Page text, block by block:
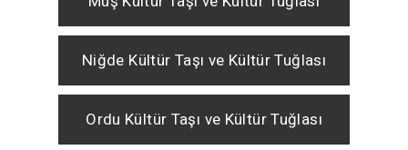
Niğde Kültür Taşı ve Kültür Tuğlası
Ordu Kültür Taşı ve Kültür Tuğlası